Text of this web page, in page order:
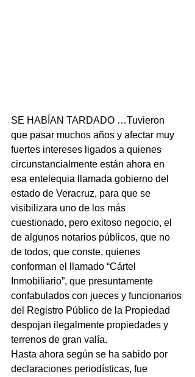
SE HABÍAN TARDADO …Tuvieron
que pasar muchos años y afectar muy
fuertes intereses ligados a quienes
circunstancialmente están ahora en
esa entelequia llamada gobierno del
estado de Veracruz, para que se
visibilizara uno de los más
cuestionado, pero exitoso negocio, el
de algunos notarios públicos, que no
de todos, que conste, quienes
conforman el llamado “Cártel
Inmobiliario”, que presuntamente
confabulados con jueces y funcionarios
del Registro Público de la Propiedad
despojan ilegalmente propiedades y
terrenos de gran valía.
Hasta ahora según se ha sabido por
declaraciones periodísticas, fue